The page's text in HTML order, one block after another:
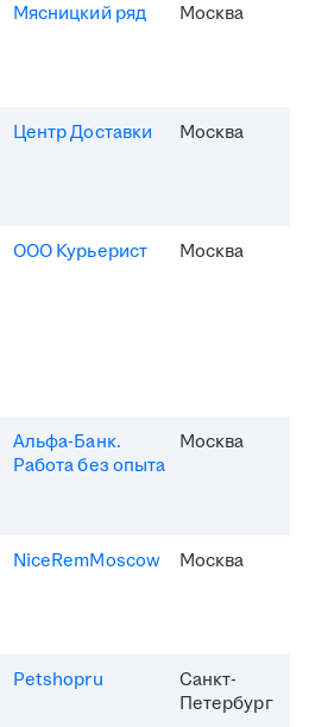
Мясницкий ряд Москва
Центр Доставки Москва
ООО Курьерист Москва
Альфа-Банк.
Работа без опыта
Москва
NiceRemMoscow Москва
Petshopru
Санкт-
Петербург